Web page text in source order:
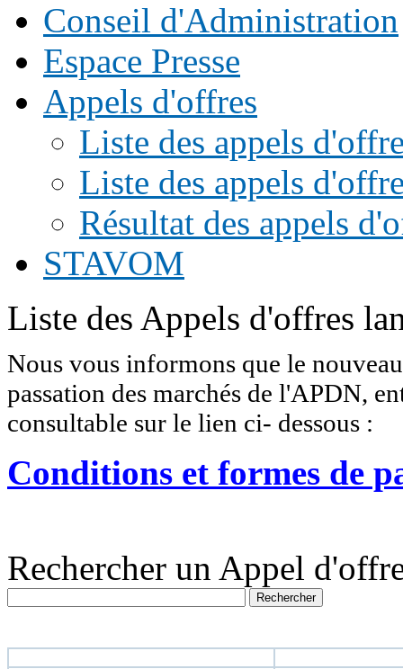
Conseil d'Administration
Espace Presse
Appels d'offres
Liste des appels
Liste des appels
Résultat des appels
STAVOM
Liste des Appels d'offres
Nous vous informons que le
passation des marchés de l'APDN,
consultable sur le lien ci- dessous :
Conditions et formes de
Rechercher un Appel